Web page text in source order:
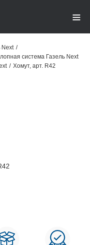
Next /
система Газель Next
/ Хомут, арт. R42